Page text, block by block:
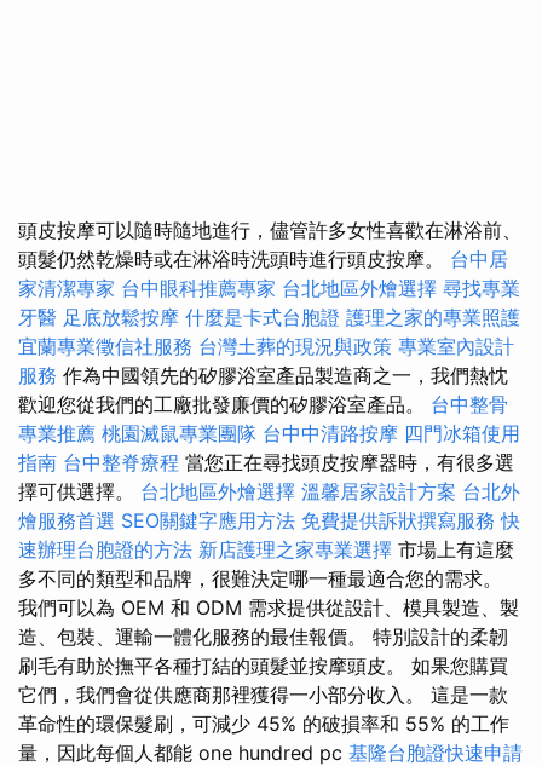
頭皮按摩可以隨時隨地進行，儘管許多女性喜歡在淋浴前、
頭髮仍然乾燥時或在淋浴時洗頭時進行頭皮按摩。 台中居
家清潔專家 台中眼科推薦專家 台北地區外燴選擇 尋找專業
牙醫 足底放鬆按摩 什麼是卡式台胞證 護理之家的專業照護
宜蘭專業徵信社服務 台灣土葬的現況與政策 專業室內設計
服務 作為中國領先的矽膠浴室產品製造商之一，我們熱忱
歡迎您從我們的工廠批發廉價的矽膠浴室產品。 台中整骨
專業推薦 桃園滅鼠專業團隊 台中中清路按摩 四門冰箱使用
指南 台中整脊療程 當您正在尋找頭皮按摩器時，有很多選
擇可供選擇。 台北地區外燴選擇 溫馨居家設計方案 台北外
燴服務首選 SEO關鍵字應用方法 免費提供訴狀撰寫服務 快
速辦理台胞證的方法 新店護理之家專業選擇 市場上有這麼
多不同的類型和品牌，很難決定哪一種最適合您的需求。
我們可以為 OEM 和 ODM 需求提供從設計、模具製造、製
造、包裝、運輸一體化服務的最佳報價。 特別設計的柔韌
刷毛有助於撫平各種打結的頭髮並按摩頭皮。 如果您購買
它們，我們會從供應商那裡獲得一小部分收入。 這是一款
革命性的環保髮刷，可減少 45% 的破損率和 55% 的工作
量，因此每個人都能 one hundred pc 基隆台胞證快速申請